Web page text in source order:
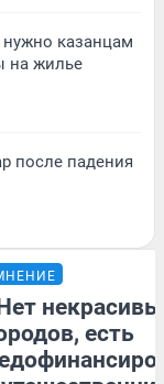
казанцам
на жилье
после падения
есть